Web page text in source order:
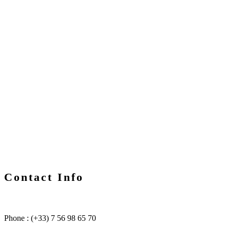
Contact Info
Phone : (+33) 7 56 98 65 70